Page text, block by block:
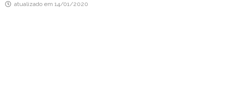
atualizado em 14/01/2020